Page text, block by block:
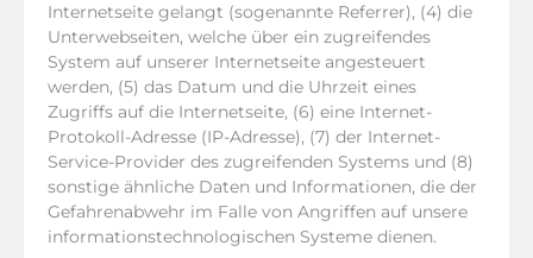
Internetseite gelangt (sogenannte Referrer), (4) die
Unterwebseiten, welche über ein zugreifendes
System auf unserer Internetseite angesteuert
werden, (5) das Datum und die Uhrzeit eines
Zugriffs auf die Internetseite, (6) eine Internet-
Protokoll-Adresse (IP-Adresse), (7) der Internet-
Service-Provider des zugreifenden Systems und (8)
sonstige ähnliche Daten und Informationen, die der
Gefahrenabwehr im Falle von Angriffen auf unsere
informationstechnologischen Systeme dienen.